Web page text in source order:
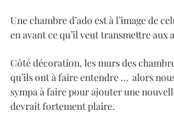
Une chambre d’ado est à l’image de
en avant ce qu’il veut transmettre aux
Côté décoration, les murs des
qu’ils ont à faire entendre … alors
sympa à faire pour ajouter une
devrait fortement plaire.